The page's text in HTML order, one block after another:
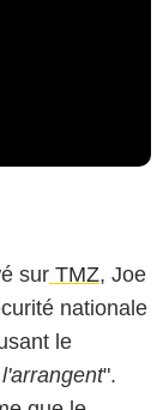
sur TMZ, Joe
nationale
le
".